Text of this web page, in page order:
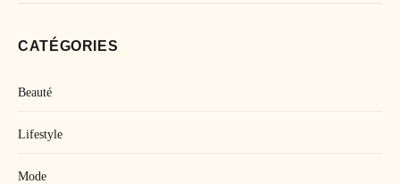
CATÉGORIES
Beauté
Lifestyle
Mode